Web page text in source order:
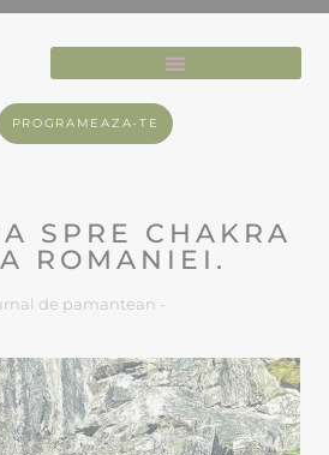
PROGRAMEAZA-TE
SPRE CHAKRA
ROMANIEI.
de pamantean -